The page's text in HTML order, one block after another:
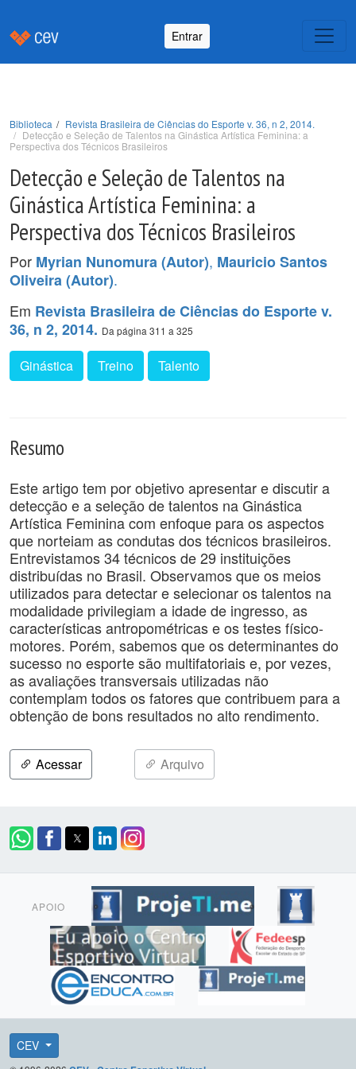
Entrar
Biblioteca
Revista Brasileira de Ciências do Esporte v. 36, n 2, 2014.
Detecção e Seleção de Talentos na Ginástica Artística Feminina: a
Perspectiva dos Técnicos Brasileiros
Detecção e Seleção de Talentos na
Ginástica Artística Feminina: a
Perspectiva dos Técnicos Brasileiros
Por Myrian Nunomura (Autor), Mauricio Santos
Oliveira (Autor).
Em Revista Brasileira de Ciências do Esporte v.
36, n 2, 2014. Da página 311 a 325
Ginástica Treino Talento
Resumo
Este artigo tem por objetivo apresentar e discutir a
detecção e a seleção de talentos na Ginástica
Artística Feminina com enfoque para os aspectos
que norteiam as condutas dos técnicos brasileiros.
Entrevistamos 34 técnicos de 29 instituições
distribuídas no Brasil. Observamos que os meios
utilizados para detectar e selecionar os talentos na
modalidade privilegiam a idade de ingresso, as
características antropométricas e os testes físico-
motores. Porém, sabemos que os determinantes do
sucesso no esporte são multifatoriais e, por vezes,
as avaliações transversais utilizadas não
contemplam todos os fatores que contribuem para a
obtenção de bons resultados no alto rendimento.
Acessar Arquivo
APOIO
CEV